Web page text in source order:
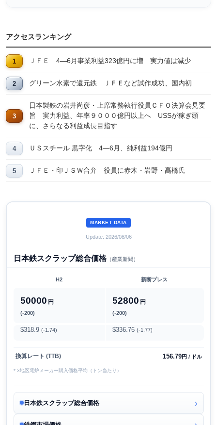
アクセスランキング
ＪＦＥ 4―6月事業利益323億円に増 実力値は減少
グリーン水素で還元鉄 ＪＦＥなど試作成功、国内初
日本製鉄の岩井尚彦・上席常務執行役員ＣＦＯ決算会見要
旨 実力利益、年率９０００億円以上へ USSが稼ぎ頭
に、さらなる利益成長目指す
ＵＳスチール 黒字化 4―6月、純利益194億円
ＪＦＥ・印ＪＳＷ合弁 役員に赤木・岩野・髙橋氏
MARKET DATA
Update: 2026/08/06
日本鉄スクラップ総合価格（産業新聞）
H2 新断プレス
50000 円
(-200)
52800 円
(-200)
$318.9 (-1.74) $336.76 (-1.77)
換算レート (TTB) 156.79円 / ドル
* 3地区電炉メーカー購入価格平均（トン当たり）
日本鉄スクラップ総合価格